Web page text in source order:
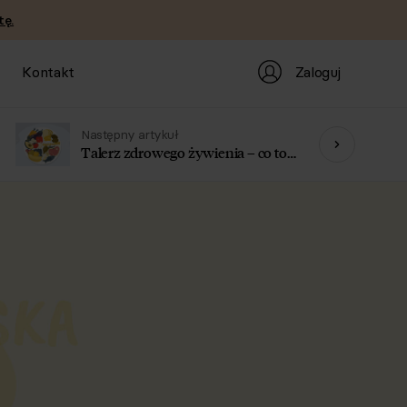
Kontakt Zaloguj
Następny artykuł
Talerz zdrowego żywienia – co to